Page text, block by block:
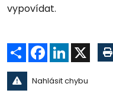
vypovídat.
Sdílet Facebook
LinkedIn
Nahlásit chybu